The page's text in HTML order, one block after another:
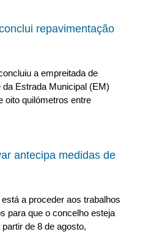
repavimentação
a empreitada de
Estrada Municipal (EM)
oito quilómetros entre
antecipa medidas de
a proceder aos trabalhos
para que o concelho esteja
de 8 de agosto,